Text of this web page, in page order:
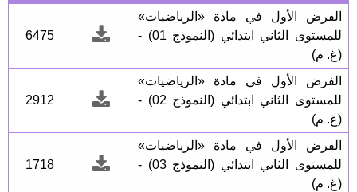
الفرض الأول في مادة «الرياضيات»
للمستوى الثاني ابتدائي (النموذج 01) -
(غ. م)
6475
الفرض الأول في مادة «الرياضيات»
للمستوى الثاني ابتدائي (النموذج 02) -
(غ. م)
2912
الفرض الأول في مادة «الرياضيات»
للمستوى الثاني ابتدائي (النموذج 03) -
(غ. م)
1718